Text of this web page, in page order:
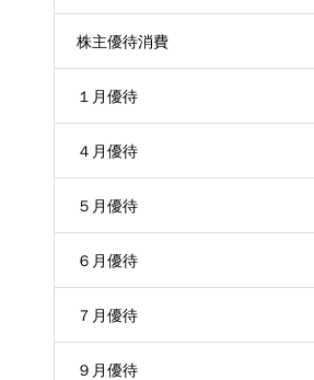
株主優待消費
１月優待
４月優待
５月優待
６月優待
７月優待
９月優待